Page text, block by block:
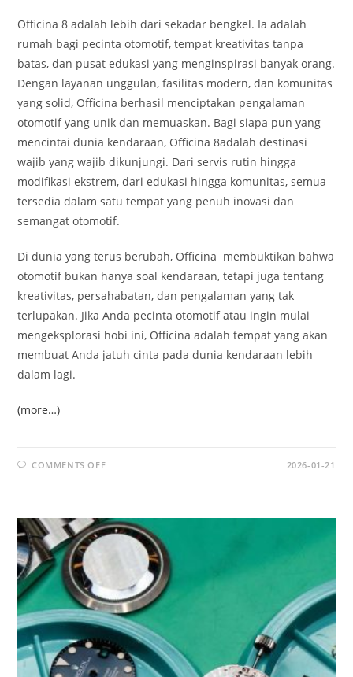
Officina 8 adalah lebih dari sekadar bengkel. Ia adalah
rumah bagi pecinta otomotif, tempat kreativitas tanpa
batas, dan pusat edukasi yang menginspirasi banyak orang.
Dengan layanan unggulan, fasilitas modern, dan komunitas
yang solid, Officina berhasil menciptakan pengalaman
otomotif yang unik dan memuaskan. Bagi siapa pun yang
mencintai dunia kendaraan, Officina 8adalah destinasi
wajib yang wajib dikunjungi. Dari servis rutin hingga
modifikasi ekstrem, dari edukasi hingga komunitas, semua
tersedia dalam satu tempat yang penuh inovasi dan
semangat otomotif.
Di dunia yang terus berubah, Officina membuktikan bahwa
otomotif bukan hanya soal kendaraan, tetapi juga tentang
kreativitas, persahabatan, dan pengalaman yang tak
terlupakan. Jika Anda pecinta otomotif atau ingin mulai
mengeksplorasi hobi ini, Officina adalah tempat yang akan
membuat Anda jatuh cinta pada dunia kendaraan lebih
dalam lagi.
(more…)
COMMENTS OFFON
PECINTA
MOBIL
DAN
MOTOR
INDONESIA
2026-01-21